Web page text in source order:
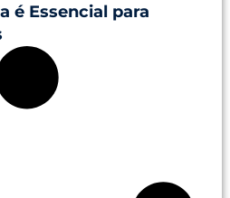
é Essencial para